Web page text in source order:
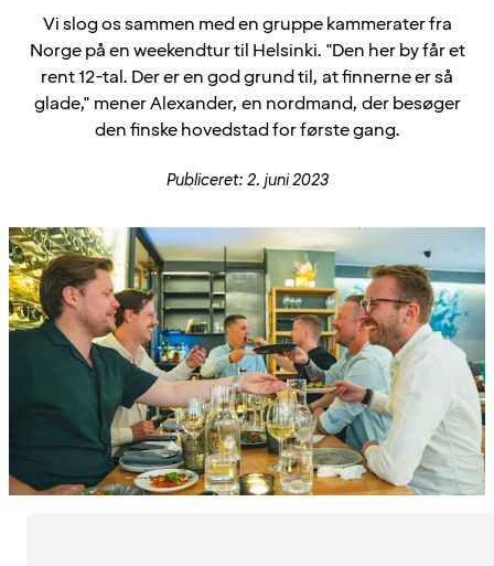
Vi slog os sammen med en gruppe kammerater fra
Norge på en weekendtur til Helsinki. "Den her by får et
rent 12-tal. Der er en god grund til, at finnerne er så
glade," mener Alexander, en nordmand, der besøger
den finske hovedstad for første gang.
Publiceret: 2. juni 2023